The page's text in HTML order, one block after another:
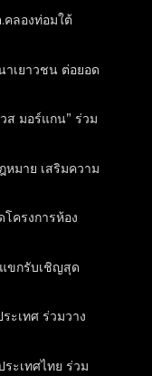
คลองท่อมใต้
เยาวชน ต่อยอด
ส มอร์แกน” ร่วม
มาย เสริมความ
โครงการห้อง
ขกรับเชิญสุด
ะเทศ ร่วมวาง
ะเทศไทย ร่วม